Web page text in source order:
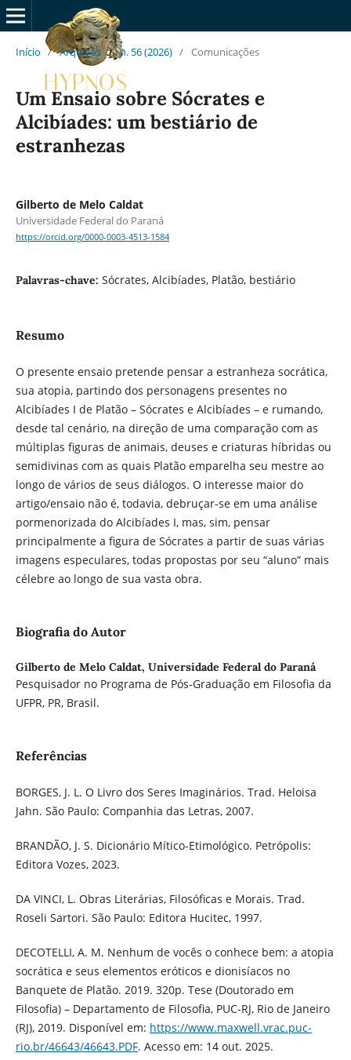
Início / Arquivos / n. 56 (2026) / Comunicações
Um Ensaio sobre Sócrates e
Alcibíades: um bestiário de
estranhezas
Gilberto de Melo Caldat
Universidade Federal do Paraná
https://orcid.org/0000-0003-4513-1584
Palavras-chave: Sócrates, Alcibíades, Platão, bestiário
Resumo
O presente ensaio pretende pensar a estranheza socrática,
sua atopia, partindo dos personagens presentes no
Alcibíades I de Platão – Sócrates e Alcibíades – e rumando,
desde tal cenário, na direção de uma comparação com as
múltiplas figuras de animais, deuses e criaturas híbridas ou
semidivinas com as quais Platão emparelha seu mestre ao
longo de vários de seus diálogos. O interesse maior do
artigo/ensaio não é, todavia, debruçar-se em uma análise
pormenorizada do Alcibíades I, mas, sim, pensar
principalmente a figura de Sócrates a partir de suas várias
imagens especulares, todas propostas por seu “aluno” mais
célebre ao longo de sua vasta obra.
Biografia do Autor
Gilberto de Melo Caldat, Universidade Federal do Paraná
Pesquisador no Programa de Pós-Graduação em Filosofia da
UFPR, PR, Brasil.
Referências
BORGES, J. L. O Livro dos Seres Imaginários. Trad. Heloisa
Jahn. São Paulo: Companhia das Letras, 2007.
BRANDÃO, J. S. Dicionário Mítico-Etimológico. Petrópolis:
Editora Vozes, 2023.
DA VINCI, L. Obras Literárias, Filosóficas e Morais. Trad.
Roseli Sartori. São Paulo: Editora Hucitec, 1997.
DECOTELLI, A. M. Nenhum de vocês o conhece bem: a atopia
socrática e seus elementos eróticos e dionisíacos no
Banquete de Platão. 2019. 320p. Tese (Doutorado em
Filosofia) – Departamento de Filosofia, PUC-RJ, Rio de Janeiro
(RJ), 2019. Disponível em: https://www.maxwell.vrac.puc-
rio.br/46643/46643.PDF. Acesso em: 14 out. 2025.